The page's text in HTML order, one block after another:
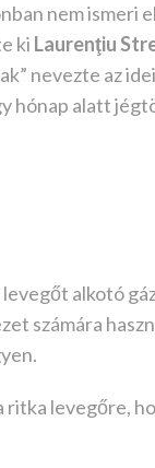
nem ismeri
ki Laurenţiu
nevezte az
hónap alatt
levegőt alkotó
számára
ritka levegőre,